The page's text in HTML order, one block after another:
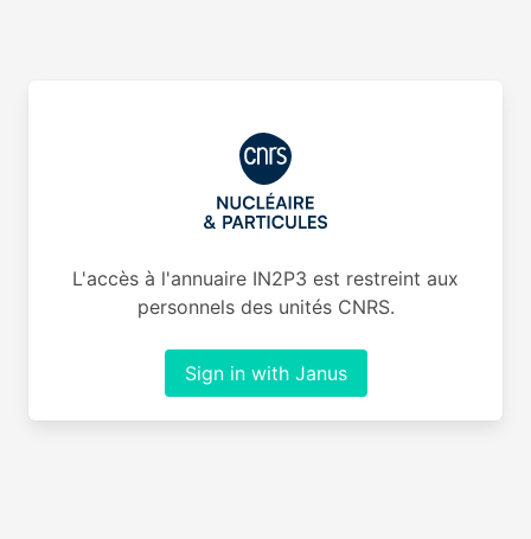
L'accès à l'annuaire IN2P3 est restreint aux
personnels des unités CNRS.
Sign in with Janus